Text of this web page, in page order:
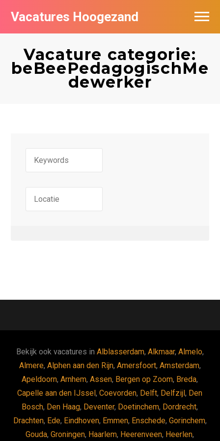
Vacatures Hoogezand
Vacature categorie:
beBeePedagogischMe
dewerker
Bekijk ook vacatures in Alblasserdam, Alkmaar, Almelo,
Almere, Alphen aan den Rijn, Amersfoort, Amsterdam,
Apeldoorn,Arnhem,Assen, Bergen op Zoom, Breda,
Capelle aan den IJssel,Coevorden, Delft, Delfzijl, Den
Bosch, Den Haag, Deventer, Doetinchem, Dordrecht,
Drachten, Ede, Eindhoven, Emmen, Enschede, Gorinchem,
Gouda,Groningen, Haarlem, Heerenveen, Heerlen,
Vacatures per bedrijf
Populair
Nieuwsbrief feed